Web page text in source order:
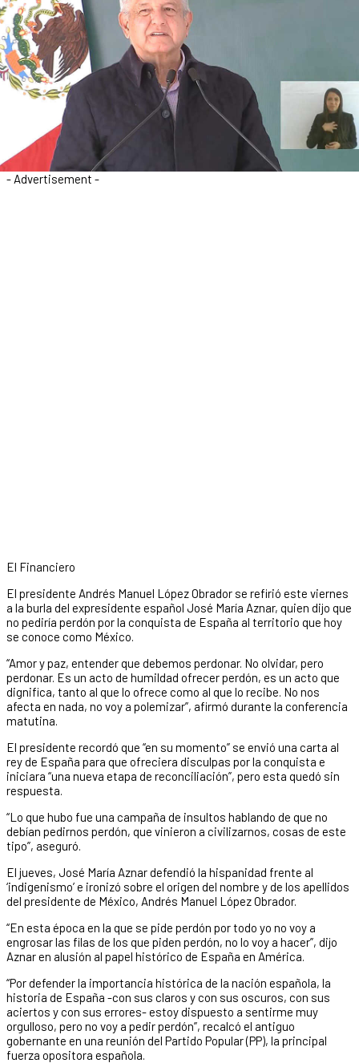
- Advertisement -
El Financiero
El presidente Andrés Manuel López Obrador se refirió este viernes
a la burla del expresidente español José María Aznar, quien dijo que
no pediría perdón por la conquista de España al territorio que hoy
se conoce como México.
“Amor y paz, entender que debemos perdonar. No olvidar, pero
perdonar. Es un acto de humildad ofrecer perdón, es un acto que
dignifica, tanto al que lo ofrece como al que lo recibe. No nos
afecta en nada, no voy a polemizar”, afirmó durante la conferencia
matutina.
El presidente recordó que “en su momento” se envió una carta al
rey de España para que ofreciera disculpas por la conquista e
iniciara “una nueva etapa de reconciliación”, pero esta quedó sin
respuesta.
“Lo que hubo fue una campaña de insultos hablando de que no
debían pedirnos perdón, que vinieron a civilizarnos, cosas de este
tipo”, aseguró.
El jueves, José María Aznar defendió la hispanidad frente al
‘indigenismo’ e ironizó sobre el origen del nombre y de los apellidos
del presidente de México, Andrés Manuel López Obrador.
“En esta época en la que se pide perdón por todo yo no voy a
engrosar las filas de los que piden perdón, no lo voy a hacer”, dijo
Aznar en alusión al papel histórico de España en América.
“Por defender la importancia histórica de la nación española, la
historia de España -con sus claros y con sus oscuros, con sus
aciertos y con sus errores- estoy dispuesto a sentirme muy
orgulloso, pero no voy a pedir perdón”, recalcó el antiguo
gobernante en una reunión del Partido Popular (PP), la principal
fuerza opositora española.